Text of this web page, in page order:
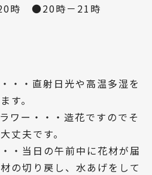
時 ●20時－21時
・・直射日光や高温多湿を
す。
ワー・・・造花ですのでそ
丈夫です。
・当日の午前中に花材が届
の切り戻し、水あげをして